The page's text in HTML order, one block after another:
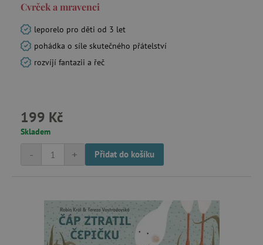
Cvrček a mravenci
leporelo pro děti od 3 let
pohádka o síle skutečného přátelství
rozvíjí fantazii a řeč
199 Kč
Skladem
+
- Přidat do košíku
_lb_ccc
cjConsent .agatinsvet.cz